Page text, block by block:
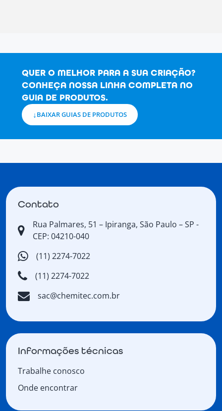
QUER O MELHOR PARA A SUA CRIAÇÃO?
CONHEÇA NOSSA LINHA COMPLETA NO
GUIA DE PRODUTOS.
BAIXAR GUIAS DE PRODUTOS
Contato
Rua Palmares, 51 – Ipiranga, São Paulo – SP -
CEP: 04210-040
(11) 2274-7022
(11) 2274-7022
sac@chemitec.com.br
Informações técnicas
Trabalhe conosco
Onde encontrar